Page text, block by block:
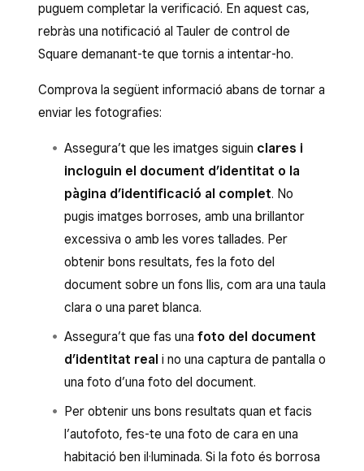
puguem completar la verificació. En aquest cas,
rebràs una notificació al Tauler de control de
Square demanant-te que tornis a intentar-ho.
Comprova la següent informació abans de tornar a
enviar les fotografies:
Assegura’t que les imatges siguin clares i
incloguin el document d’identitat o la
pàgina d’identificació al complet. No
pugis imatges borroses, amb una brillantor
excessiva o amb les vores tallades. Per
obtenir bons resultats, fes la foto del
document sobre un fons llis, com ara una taula
clara o una paret blanca.
Assegura’t que fas una foto del document
d’identitat real i no una captura de pantalla o
una foto d’una foto del document.
Per obtenir uns bons resultats quan et facis
l’autofoto, fes-te una foto de cara en una
habitació ben il·luminada. Si la foto és borrosa